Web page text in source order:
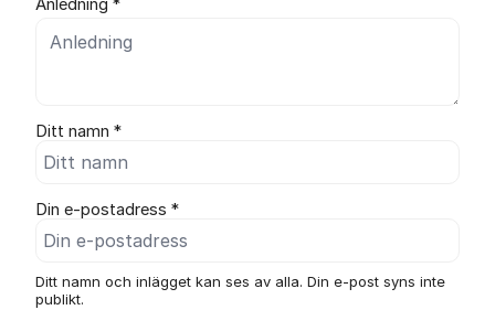
Anledning *
Ditt namn *
Din e-postadress *
Ditt namn och inlägget kan ses av alla. Din e-post syns inte
publikt.